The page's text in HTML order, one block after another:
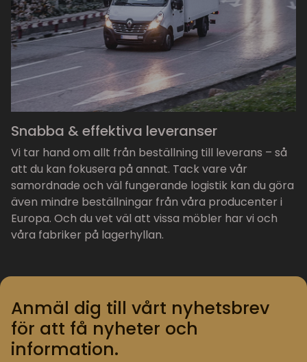
Snabba & effektiva leveranser
Vi tar hand om allt från beställning till leverans – så
att du kan fokusera på annat. Tack vare vår
samordnade och väl fungerande logistik kan du göra
även mindre beställningar från våra producenter i
Europa. Och du vet väl att vissa möbler har vi och
våra fabriker på lagerhyllan.
Anmäl dig till vårt nyhetsbrev
för att få nyheter och
information.